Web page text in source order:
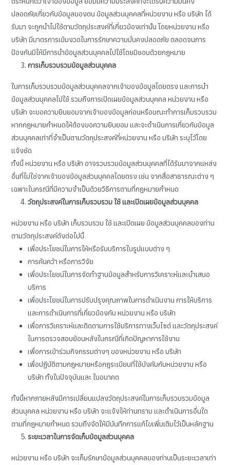
ปลอดภัยเกี่ยวกับข้อมูลของตน ข้อมูลส่วนบุคคลที่หน่วยงาน หรือ บริษัท ได้
รับมา จะถูกนำไปใช้ตามวัตถุประสงค์ที่เกี่ยวข้องเท่านั้น โดยหน่วยงาน หรือ
บริษัท มีมาตรการเข้มงวดในการรักษาความมั่นคงปลอดภัย ตลอดจนการ
ป้องกันมิให้มีการนำข้อมูลส่วนบุคคลไปใช้โดยมิชอบด้วยกฎหมาย
การเก็บรวบรวมข้อมูลส่วนบุคคล
ในการเก็บรวบรวมข้อมูลส่วนบุคคลจากเจ้าของข้อมูลโดยตรง และการนำ
ข้อมูลส่วนบุคคลไปใช้ รวมถึงการเปิดเผยข้อมูลส่วนบุคคล หน่วยงาน หรือ
บริษัท จะขอความยินยอมจากเจ้าของข้อมูลก่อนหรือขณะทำการเก็บรวบรวม
หากกฎหมายกำหนดให้ต้องขอความยินยอม และจะดำเนินการเกี่ยวกับข้อมูล
ส่วนบุคคลเท่าที่จำเป็นตามวัตถุประสงค์ที่หน่วยงาน หรือ บริษัท ระบุไว้โดย
แจ้งชัด
ทั้งนี้ หน่วยงาน หรือ บริษัท อาจรวบรวมข้อมูลส่วนบุคคลที่ได้รับมาจากแหล่ง
อื่นที่ไม่ใช่จากเจ้าของข้อมูลส่วนบุคคลโดยตรง เช่น จากสื่อสาธารณะต่าง ๆ
เฉพาะในกรณีที่มีความจำเป็นด้วยวิธีการตามที่กฎหมายกำหนด
วัตถุประสงค์ในการเก็บรวบรวม ใช้ และเปิดเผยข้อมูลส่วนบุคคล
หน่วยงาน หรือ บริษัท เก็บรวบรวม ใช้ และเปิดเผย ข้อมูลส่วนบุคคลของท่าน
ตามวัตถุประสงค์ดังต่อไปนี้
เพื่อประโยชน์ในการให้หรือรับบริการในรูปแบบต่าง ๆ
การค้นคว้า หรือการวิจัย
เพื่อประโยชน์ในการจัดทำฐานข้อมูลสำหรับการวิเคราะห์และนำเสนอ
บริการ
เพื่อประโยชน์ในการปรับปรุงคุณภาพในการดำเนินงาน การให้บริการ
และการดำเนินการที่เกี่ยวข้องกับ หน่วยงาน หรือ บริษัท
เพื่อการวิเคราะห์และติดตามการใช้บริการทางเว็บไซต์ และวัตถุประสงค์
ในการตรวจสอบย้อนหลังในกรณีที่เกิดปัญหาการใช้งาน
เพื่อการเข้าร่วมกิจกรรมต่างๆ ของหน่วยงาน หรือ บริษัท
เพื่อปฏิบัติตามกฎหมายหรือกฎระเบียบที่ใช้บังคับกับหน่วยงาน หรือ
บริษัท ทั้งในปัจจุบันและ ในอนาคต
ทั้งนี้หากภายหลังมีการเปลี่ยนแปลงวัตถุประสงค์ในการเก็บรวบรวมข้อมูล
ส่วนบุคคล หน่วยงาน หรือ บริษัท จะแจ้งให้ท่านทราบ และดำเนินการอื่นใด
ตามที่กฎหมายกำหนด รวมถึงจัดให้มีบันทึกการแก้ไขเพิ่มเติมไว้เป็นหลักฐาน
ระยะเวลาในการจัดเก็บข้อมูลส่วนบุคคล
หน่วยงาน หรือ บริษัท จะเก็บรักษาข้อมูลส่วนบุคคลของท่านเป็นระยะเวลาเท่า